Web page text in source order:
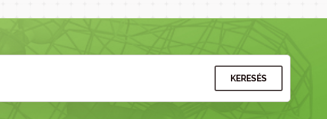
KERESÉS